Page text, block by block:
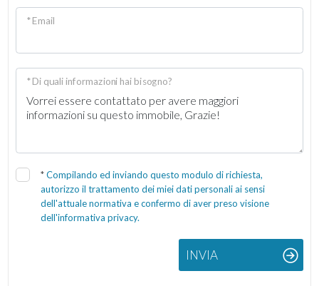
* Email
* Di quali informazioni hai bisogno?
*Compilando ed inviando questo modulo di richiesta,
autorizzo il trattamento dei miei dati personali ai sensi
dell'attuale normativa e confermo di aver preso visione
dell'informativa privacy.
INVIA